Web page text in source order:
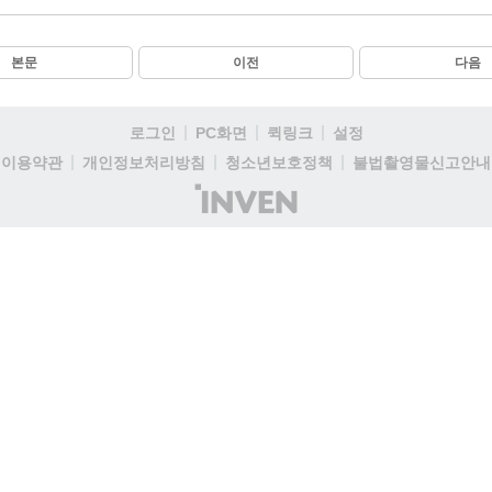
본문 이전 다음
로그인 PC화면 퀵링크
설정
이용약관
개인정보처리방침 청소년보호정책
불법촬영물신고안내
(주)
인